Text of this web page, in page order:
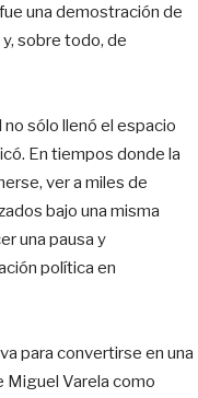
una demostración de
sobre todo, de
no sólo llenó el espacio
En tiempos donde la
ver a miles de
bajo una misma
una pausa y
política en
para convertirse en una
Miguel Varela como